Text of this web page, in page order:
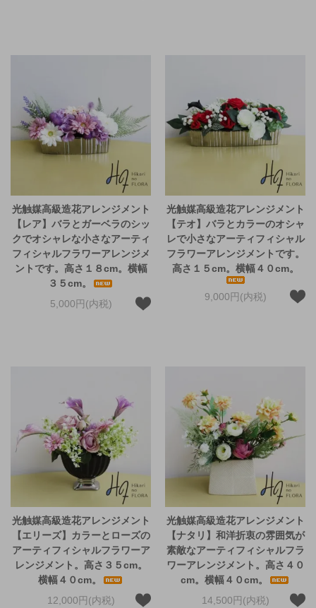
光触媒高級造花アレンジメント
【レア】バラとガーベラのシッ
クでオシャレな小さなアーティ
フィシャルフラワーアレンジメ
ントです。高さ１８cm。横幅
３５cm。
5,000円(内税)
光触媒高級造花アレンジメント
【テオ】バラとカラーのオシャ
レで小さなアーティフィシャル
フラワーアレンジメントです。
高さ１５cm。横幅４０cm。
9,000円(内税)
光触媒高級造花アレンジメント
【エリーズ】カラーとローズの
アーティフィシャルフラワーア
レンジメント。高さ３５cm。
横幅４０cm。
12,000円(内税)
光触媒高級造花アレンジメント
【ナタリ】和洋折衷の雰囲気が
素敵なアーティフィシャルフラ
ワーアレンジメント。高さ４０
cm。横幅４０cm。
14,500円(内税)